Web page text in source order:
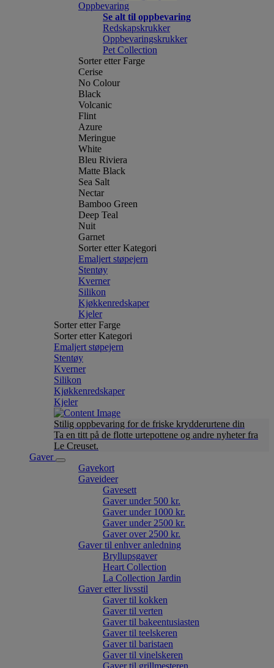
Oppbevaring
Se alt til oppbevaring
Redskapskrukker
Oppbevaringskrukker
Pet Collection
Sorter etter Farge
Cerise
No Colour
Black
Volcanic
Flint
Azure
Meringue
White
Bleu Riviera
Matte Black
Sea Salt
Nectar
Bamboo Green
Deep Teal
Nuit
Garnet
Sorter etter Kategori
Emaljert støpejern
Stentøy
Kverner
Silikon
Kjøkkenredskaper
Kjeler
Sorter etter Farge
Sorter etter Kategori
Emaljert støpejern
Stentøy
Kverner
Silikon
Kjøkkenredskaper
Kjeler
Stilig oppbevaring for de friske krydderurtene din
Ta en titt på de flotte urtepottene og andre nyheter fra
Le Creuset.
Gaver
Gavekort
Gaveideer
Gavesett
Gaver under 500 kr.
Gaver under 1000 kr.
Gaver under 2500 kr.
Gaver over 2500 kr.
Gaver til enhver anledning
Bryllupsgaver
Heart Collection
La Collection Jardin
Gaver etter livsstil
Gaver til kokken
Gaver til verten
Gaver til bakeentusiasten
Gaver til teelskeren
Gaver til baristaen
Gaver til vinelskeren
Gaver til grillmesteren